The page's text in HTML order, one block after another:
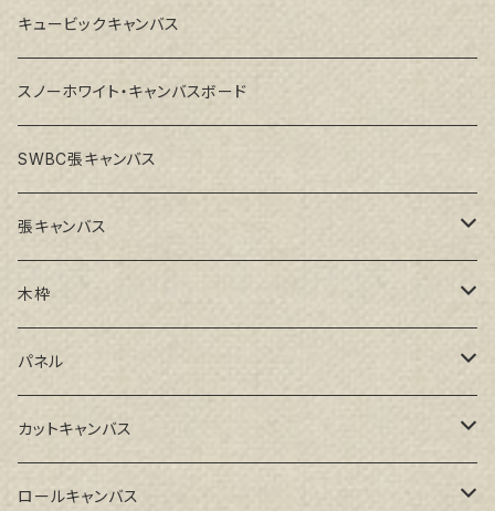
キュービックキャンバス
スノーホワイト・キャンバスボード
SWBC張キャンバス
張キャンバス
GAERA F(中細目)
GAERA BA(中荒目)
GAERA GLC(中目)
トークロ イエロー(中目)
木枠
ルーブル米杉木枠
Paulo木枠
パネル
ラワンパネル
シナパネル
カットキャンバス
GAERA F(中細目)
ロールキャンバス